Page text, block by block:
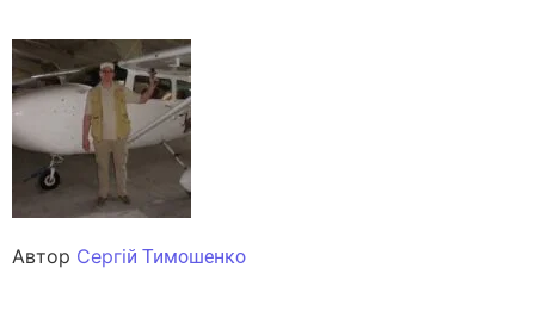
Автор Сергій Тимошенко